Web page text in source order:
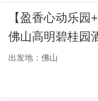
码头 巴拿山太阳世界
度假区
【盈香心动乐
佛山高明碧桂园
出发地：佛山